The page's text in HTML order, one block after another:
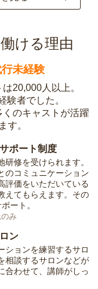
ける理由
未経験
20,000人以上。
験者でした。
のキャストが活躍
す。
ポート制度
修を受けられます。
のコミュニケーション
評価をいただいている
えてもらえます。その
ート。
み
ン
ションを練習するサロ
相談するサロンなどが
合わせて、講師がしっ